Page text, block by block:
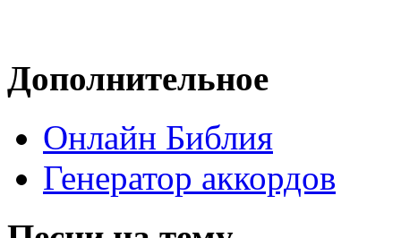
Дополнительное
Онлайн Библия
Генератор аккордов